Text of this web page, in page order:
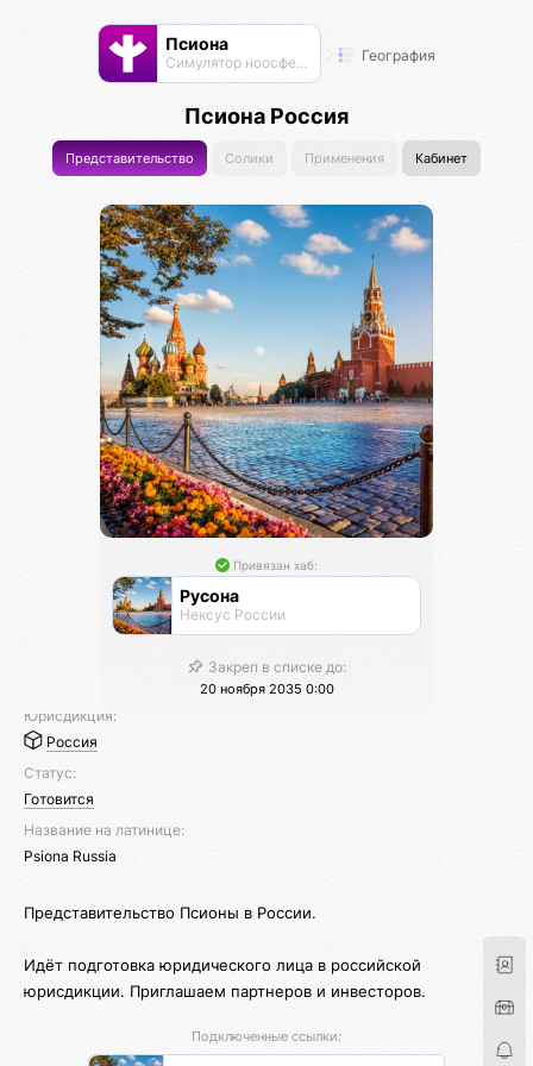
Псиона
Cимулятор ноосферы География
Псиона Россия
Представительство Солики Применения Кабинет
Привязан хаб:
Русона
Нексус России
Закреп в списке до:
20 ноября 2035 0:00
Юрисдикция:
Россия
Статус:
Готовится
Название на латинице:
Psiona Russia
Представительство Псионы в России.
Идёт подготовка юридического лица в российской
юрисдикции. Приглашаем партнеров и инвесторов.
Подключенные ссылки: